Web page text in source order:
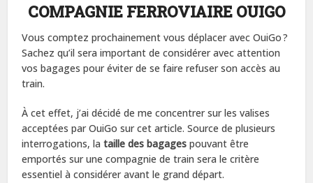
COMPAGNIE FERROVIAIRE OUIGO
Vous comptez prochainement vous déplacer avec OuiGo ?
Sachez qu’il sera important de considérer avec attention
vos bagages pour éviter de se faire refuser son accès au
train.
À cet effet, j’ai décidé de me concentrer sur les valises
acceptées par OuiGo sur cet article. Source de plusieurs
interrogations, lataille des bagages pouvant être
emportés sur une compagnie de train sera le critère
essentiel à considérer avant le grand départ.